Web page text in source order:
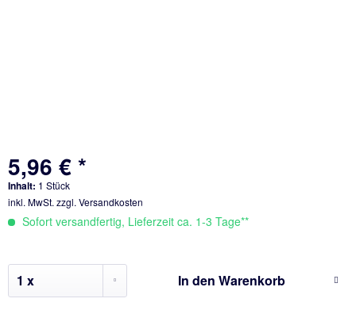
5,96 € *
Inhalt: 1 Stück
inkl. MwSt. zzgl. Versandkosten
Sofort versandfertig, Lieferzeit ca. 1-3 Tage**
In den Warenkorb